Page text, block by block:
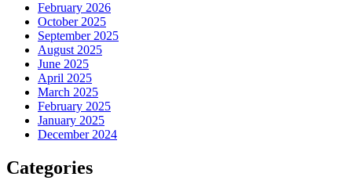
February 2026
October 2025
September 2025
August 2025
June 2025
April 2025
March 2025
February 2025
January 2025
December 2024
Categories